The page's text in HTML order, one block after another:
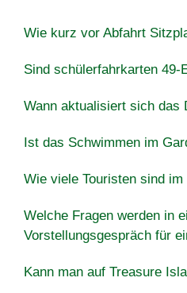
Wie kurz vor Abfahrt
Sind schülerfahrkarten 49-
Wann aktualisiert sich das
Ist das Schwimmen im
Wie viele Touristen sind
Welche Fragen werden in
Vorstellungsgespräch für
Kann man auf Treasure